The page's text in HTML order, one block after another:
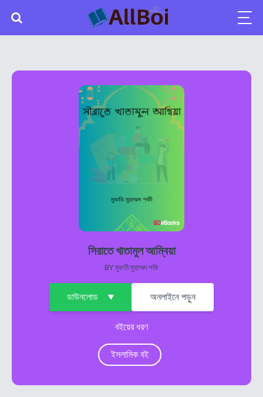
সিরাতে খাতামুল আম্বিয়া
BYমুফতী মুহাম্মদ শফি
ডাউনলোড অনলাইনে পড়ুন
বইয়ের ধরণ
ইসলামিক বই